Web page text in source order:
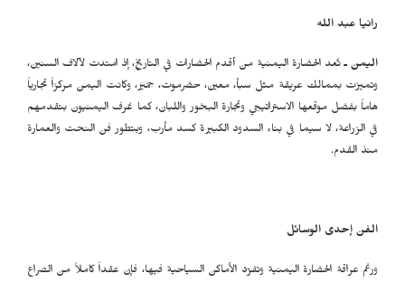
رانيا عبد الله
اليمن ـ تُعد الحضارة اليمنية من أقدم الحضارات في التاريخ، إذ امتدت لآلاف السنين،
وتميزت بممالك عريقة مثل سبأ، معين، حضرموت، حِمْيَر، وكانت اليمن مركزاً تجارياً
هاماً بفضل موقعها الاستراتيجي وتجارة البخور واللبان، كما عُرف اليمنيون بتقدمهم
في الزراعة، لا سيما في بناء السدود الكبيرة كسد مأرب، وبتطور فن النحت والعمارة
منذ القدم.
الفن إحدى الوسائل
ورغم عراقة الحضارة اليمنية وتفرّد الأماكن السياحية فيها، فإن عقداً كاملاً من الصراع